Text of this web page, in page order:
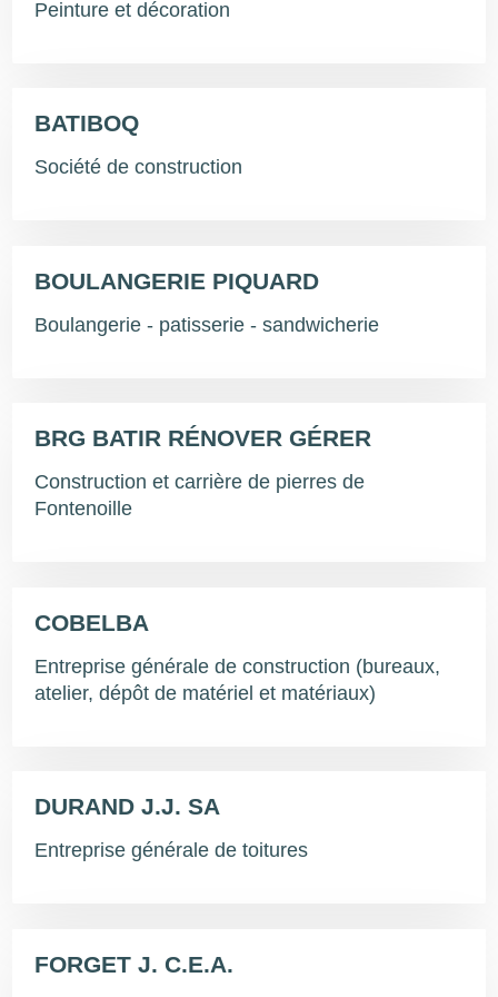
Peinture et décoration
BATIBOQ
Société de construction
BOULANGERIE PIQUARD
Boulangerie - patisserie - sandwicherie
BRG BATIR RÉNOVER GÉRER
Construction et carrière de pierres de
Fontenoille
COBELBA
Entreprise générale de construction (bureaux,
atelier, dépôt de matériel et matériaux)
DURAND J.J. SA
Entreprise générale de toitures
FORGET J. C.E.A.